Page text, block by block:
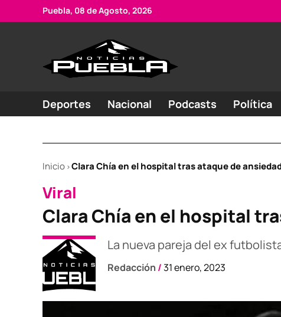
Puebla, 08 de Agosto, 2026
noticias
Deportes Nacional Podcasts Política
Inicio >Clara Chía en el hospital tras ataque de
POSTED
IN
Viral
Clara Chía en el hospital
La nueva pareja del ex
Redacción /31 enero, 2023